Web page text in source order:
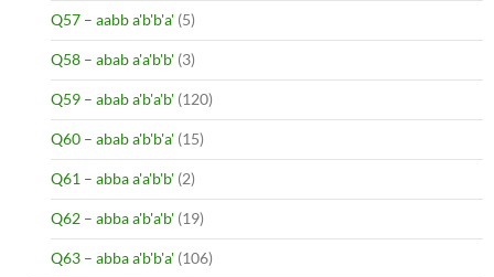
Q57 – aabb a'b'b'a' (5)
Q58 – abab a'a'b'b' (3)
Q59 – abab a'b'a'b' (120)
Q60 – abab a'b'b'a' (15)
Q61 – abba a'a'b'b' (2)
Q62 – abba a'b'a'b' (19)
Q63 – abba a'b'b'a' (106)